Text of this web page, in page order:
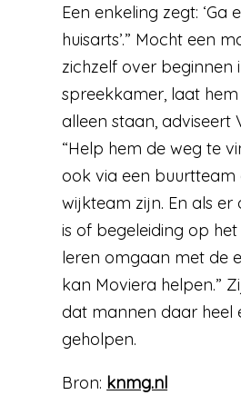
Een enkeling zegt: ‘Ga
huisarts’.” Mocht een
zichzelf over beginnen
spreekkamer, laat
alleen staan, adviseert
“Help hem de weg te
ook via een buurtteam
wijkteam zijn. En als
is of begeleiding op
leren omgaan met de
kan Moviera helpen.”
dat mannen daar heel
geholpen.
Bron: knmg.nl